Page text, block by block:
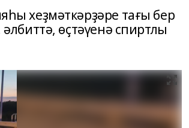
хеҙмәткәрҙәре тағы бер
өҫтәүенә спиртлы